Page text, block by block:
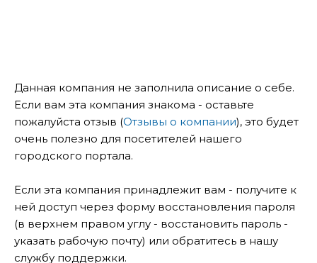
Данная компания не заполнила описание о себе.
Если вам эта компания знакома - оставьте
пожалуйста отзыв (Отзывы о компании), это будет
очень полезно для посетителей нашего
городского портала.
Если эта компания принадлежит вам - получите к
ней доступ через форму восстановления пароля
(в верхнем правом углу - восстановить пароль -
указать рабочую почту) или обратитесь в нашу
службу поддержки.